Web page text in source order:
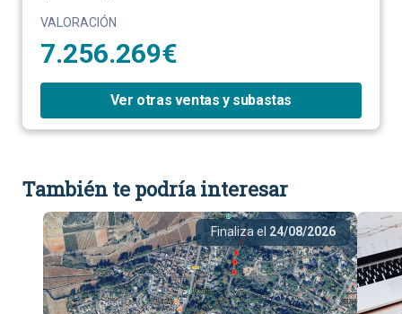
VALORACIÓN
7.256.269€
Ver otras ventas y subastas
También te podría interesar
Finaliza el 24/08/2026